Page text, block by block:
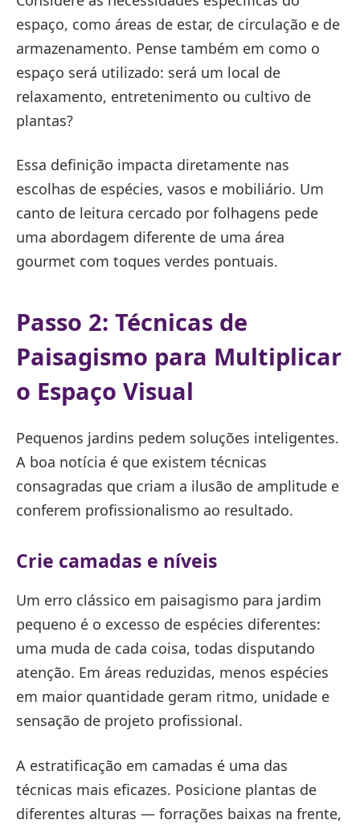
espaço, como áreas de estar, de circulação e de
armazenamento. Pense também em como o
espaço será utilizado: será um local de
relaxamento, entretenimento ou cultivo de
plantas?
Essa definição impacta diretamente nas
escolhas de espécies, vasos e mobiliário. Um
canto de leitura cercado por folhagens pede
uma abordagem diferente de uma área
gourmet com toques verdes pontuais.
Passo 2: Técnicas de
Paisagismo para Multiplicar
o Espaço Visual
Pequenos jardins pedem soluções inteligentes.
A boa notícia é que existem técnicas
consagradas que criam a ilusão de amplitude e
conferem profissionalismo ao resultado.
Crie camadas e níveis
Um erro clássico em paisagismo para jardim
pequeno é o excesso de espécies diferentes:
uma muda de cada coisa, todas disputando
atenção. Em áreas reduzidas, menos espécies
em maior quantidade geram ritmo, unidade e
sensação de projeto profissional.
A estratificação em camadas é uma das
técnicas mais eficazes. Posicione plantas de
diferentes alturas — forrações baixas na frente,